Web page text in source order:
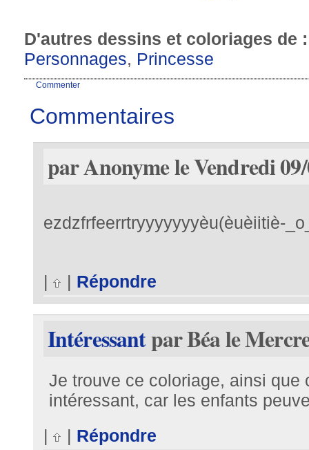
D'autres dessins et coloriages de
Personnages, Princesse
Commenter
Commentaires
par Anonyme le Vendredi
ezdzfrfeerrtryyyyyyyèu(èuèiitiè-
|
| Répondre
Intéressantpar Béa le
Je trouve ce coloriage, ainsi que
intéressant, car les enfants
|
| Répondre